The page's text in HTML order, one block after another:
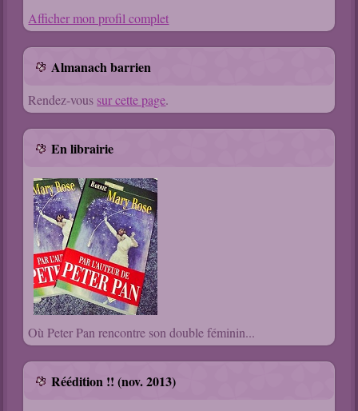
Afficher mon profil complet
Almanach barrien
Rendez-vous sur cette page.
En librairie
Où Peter Pan rencontre son double féminin...
Réédition !! (nov. 2013)